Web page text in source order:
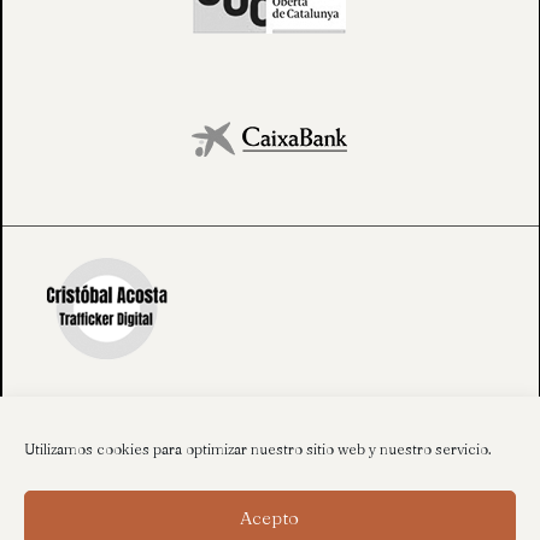
Utilizamos cookies para optimizar nuestro sitio web y nuestro servicio.
Acepto